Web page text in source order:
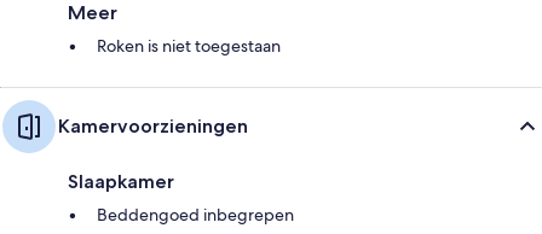
Meer
Roken is niet toegestaan
Kamervoorzieningen
Slaapkamer
Beddengoed inbegrepen